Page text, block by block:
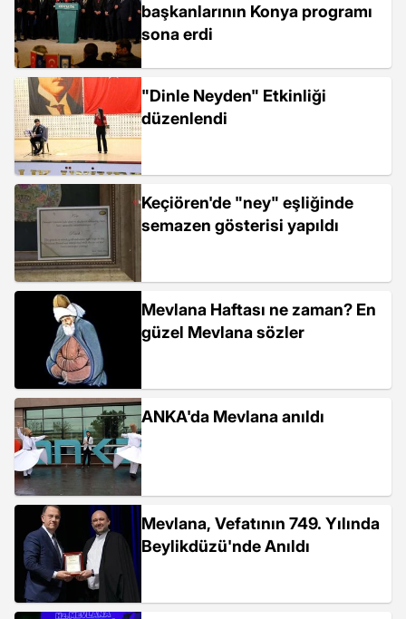
başkanlarının Konya programı
sona erdi
"Dinle Neyden" Etkinliği
düzenlendi
Keçiören'de "ney" eşliğinde
semazen gösterisi yapıldı
Mevlana Haftası ne zaman? En
güzel Mevlana sözler
ANKA'da Mevlana anıldı
Mevlana, Vefatının 749. Yılında
Beylikdüzü'nde Anıldı